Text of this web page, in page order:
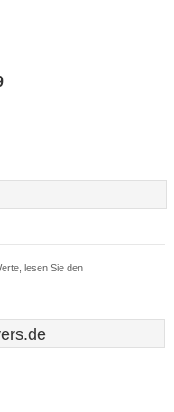
lesen Sie den